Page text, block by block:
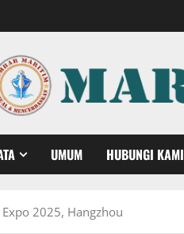
UMUM HUBUNGI KAMI
2025, Hangzhou